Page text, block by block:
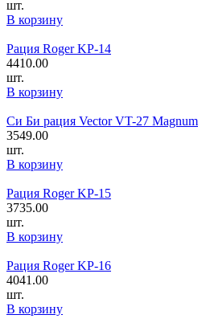
шт.
В корзину
Рация Roger KP-14
4410.00
шт.
В корзину
Си Би рация Vector VT-27 Magnum
3549.00
шт.
В корзину
Рация Roger KP-15
3735.00
шт.
В корзину
Рация Roger KP-16
4041.00
шт.
В корзину